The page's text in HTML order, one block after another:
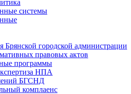
системы
Брянской городской администрации
правовых актов
программы
НПА
БГСНД
комплаенс